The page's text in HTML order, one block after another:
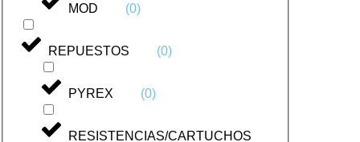
MOD (0)
REPUESTOS (0)
PYREX (0)
RESISTENCIAS/CARTUCHOS